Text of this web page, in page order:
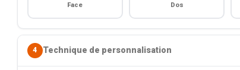
Face Dos
4 Technique de personnalisation